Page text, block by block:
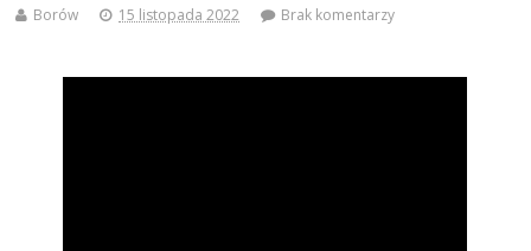
Borów 15 listopada 2022 Brak komentarzy